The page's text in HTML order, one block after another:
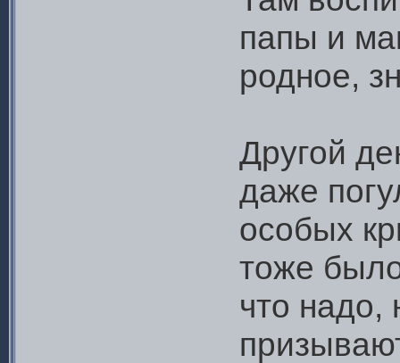
папы и
родное,
Другой
даже
особых
тоже
что надо,